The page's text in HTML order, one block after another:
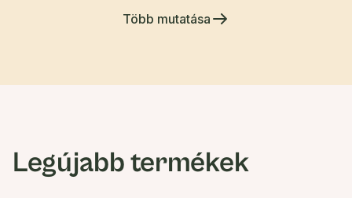
Több mutatása
Legújabb termékek